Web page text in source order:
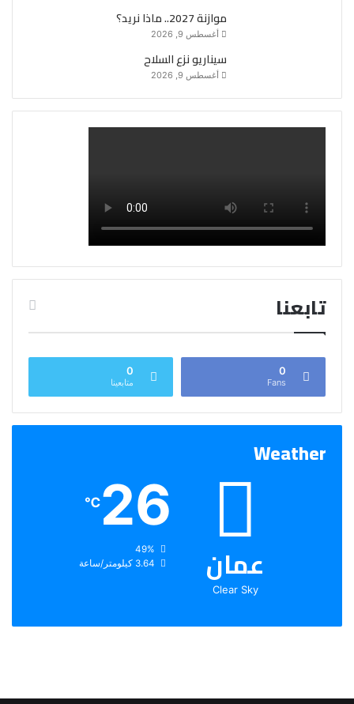
موازنة 2027.. ماذا نريد؟
أغسطس 9, 2026
سيناريو نزع السلاح
أغسطس 9, 2026
تابعنا
0
Fans
0
متابعينا
Weather
عمان
Clear Sky
26
℃
الرطوبة:
الرياح: